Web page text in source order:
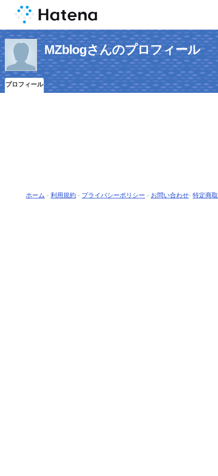
MZblogさんのプロフィール
プロフィール
ホーム - 利用規約 - プライバシーポリシー - お問い合わせ- 特定商